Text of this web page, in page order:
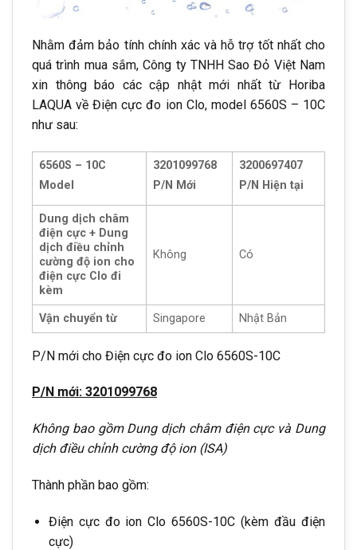
Nhằm đảm bảo tính chính xác và hỗ trợ tốt nhất cho
quá trình mua sắm, Công ty TNHH Sao Đỏ Việt Nam
xin thông báo các cập nhật mới nhất từ Horiba
LAQUA về Điện cực đo ion Clo, model 6560S – 10C
như sau:
6560S – 10C
Model
3201099768
P/N Mới
3200697407
P/N Hiện tại
Dung dịch châm
điện cực + Dung
dịch điều chỉnh
cường độ ion cho
điện cực Clo đi
kèm
Không Có
Vận chuyển từ Singapore Nhật Bản
P/N mới cho Điện cực đo ion Clo 6560S-10C
P/N mới: 3201099768
Không bao gồm Dung dịch châm điện cực và Dung
dịch điều chỉnh cường độ ion (ISA)
Thành phần bao gồm:
Điện cực đo ion Clo 6560S-10C (kèm đầu điện
cực)